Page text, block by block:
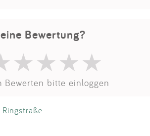
Bewertung?
Bewerten bitte einloggen